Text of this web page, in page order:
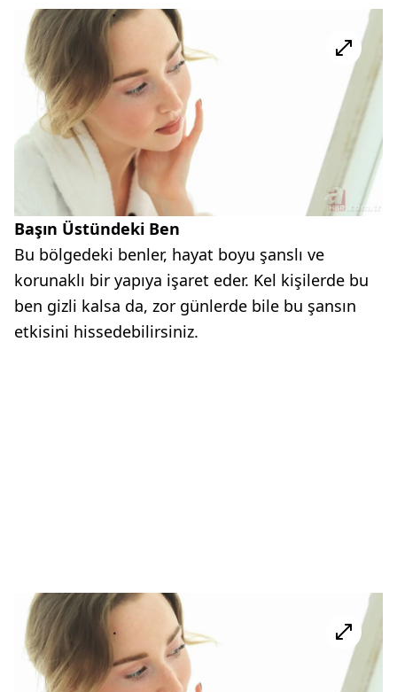
Başın Üstündeki Ben
Bu bölgedeki benler, hayat boyu şanslı ve
korunaklı bir yapıya işaret eder. Kel kişilerde bu
ben gizli kalsa da, zor günlerde bile bu şansın
etkisini hissedebilirsiniz.